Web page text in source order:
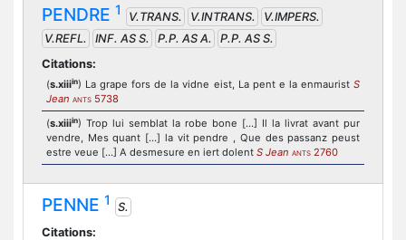
PENDRE 1 V.TRANS. V.INTRANS.
V.IMPERS.
V.REFL.
INF. AS S. P.P. AS A.
P.P. AS S.
Citations:
(s.xiiiin) La grape fors de la vidne eist, La pent e la enmaurist S
Jean ANTS 5738
(s.xiiiin) Trop lui semblat la robe bone [...] Il la livrat avant pur
vendre, Mes quant [...] la vit pendre , Que des passanz peust
estre veue [...] A desmesure en iert dolent S Jean ANTS 2760
PENNE 1
S.
Citations: